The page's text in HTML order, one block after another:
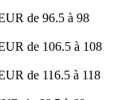
de 96.5 à 98
de 106.5 à 108
de 116.5 à 118